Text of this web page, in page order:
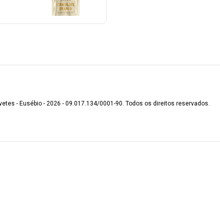
- Eusébio - 2026 - 09.017.134/0001-90. Todos os direitos reservados.